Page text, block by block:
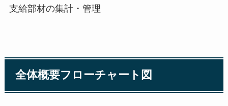
支給部材の集計・管理
全体概要フローチャート図